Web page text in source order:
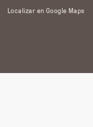
Localizar en Google Maps